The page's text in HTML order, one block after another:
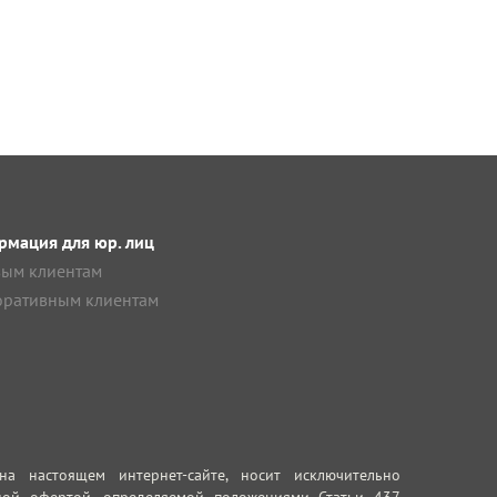
для юр. лиц
клиентам
клиентам
интернет-сайте, носит исключительно